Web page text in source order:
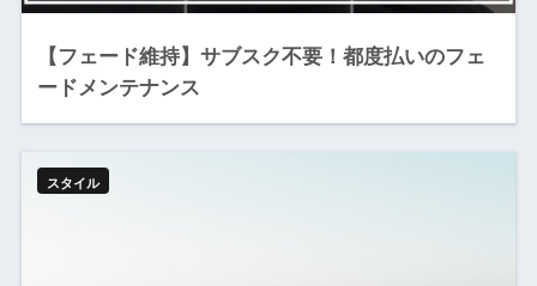
【フェード維持】サブスク不要！都度払いのフェ
ードメンテナンス
スタイル